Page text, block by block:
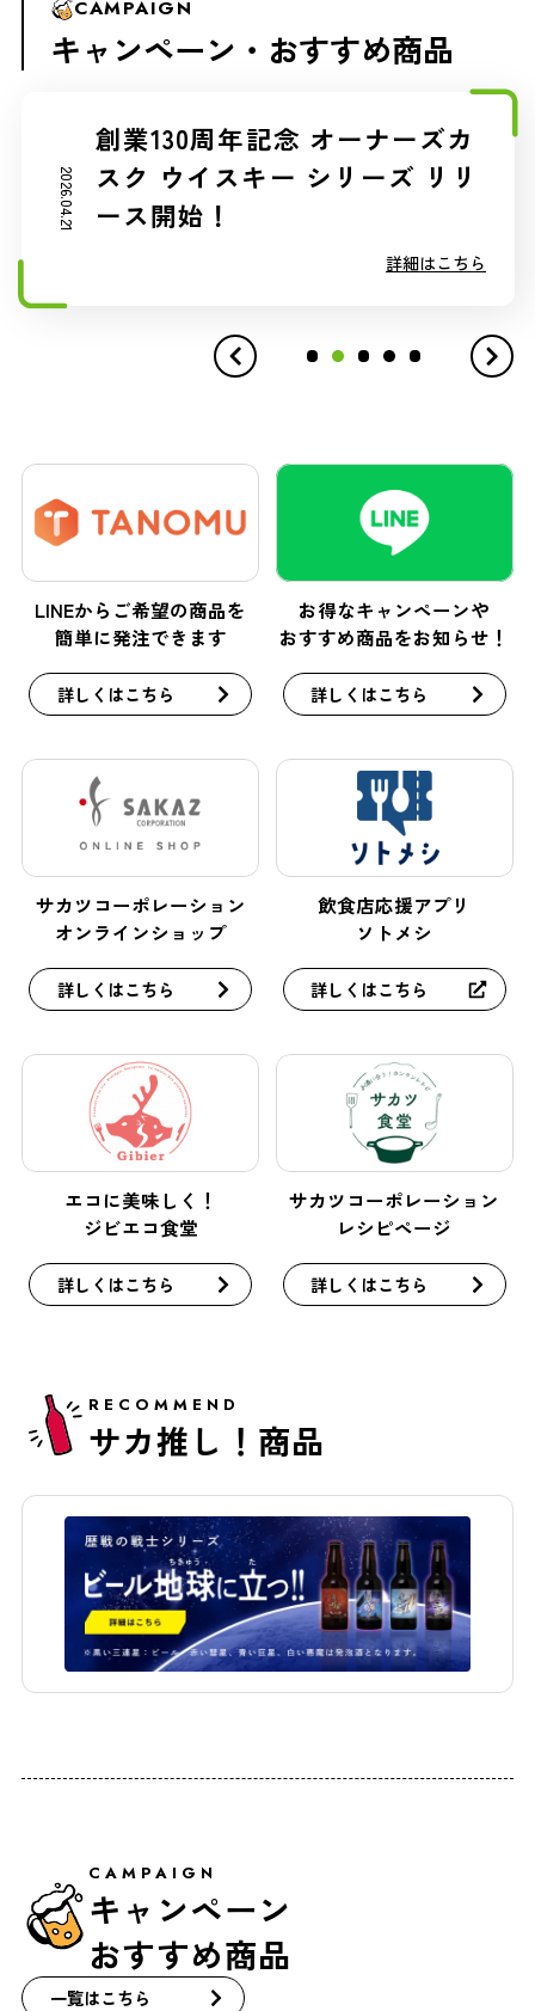
CAMPAIGN
キャンペーン・ おすすめ商品
2026.04.28
酒蔵の酒でつくる、初夏のクリ
アハイボール！
詳細はこちら
CAMPAIGN
キャンペーン・ おすすめ商品
2026.04.21
創業130周年記念 オーナーズカ
スク ウイスキー シリーズ リリ
ース開始！
詳細はこちら
CAMPAIGN
キャンペーン・ おすすめ商品
2026.03.02
本格芋焼酎「宝山」の酒蔵が造
る、ニュージーランドの自然派
ワイン。春にオススメのロゼ。
詳細はこちら
CAMPAIGN
キャンペーン・ おすすめ商品
2026.02.03
運びやすい！使いやすい！安全
性も◎ 【業務用食用】日清オ
イリオ ピロー容器油
詳細はこちら
CAMPAIGN
キャンペーン・ おすすめ商品
2025.05.19
サカツ食堂 ～お酒に合う！カ
ンタン、おいしい！おすすめレ
シピ～
詳細はこちら
LINEからご希望の商品を
簡単に発注できます
詳しくはこちら
お得なキャンペーンや
おすすめ商品をお知らせ！
詳しくはこちら
サカツコーポレーション
オンラインショップ
詳しくはこちら
飲食店応援アプリ
ソトメシ
詳しくはこちら
エコに美味しく！
ジビエコ食堂
詳しくはこちら
サカツコーポレーション
レシピページ
詳しくはこちら
RECOMMEND
サカ推し！商品
CAMPAIGN
キャンペーン
おすすめ商品
一覧はこちら